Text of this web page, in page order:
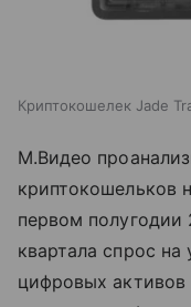
Криптокошелек Jade
М.Видео
криптокошельков
первом полугодии
квартала спрос на
цифровых